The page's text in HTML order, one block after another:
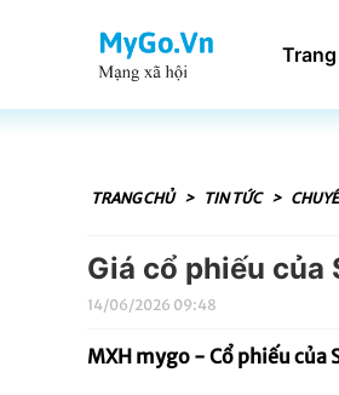
TRANG CHỦ > TIN TỨC >
Giá cổ phiếu của
14/06/2026 09:48
MXH mygo - Cổ phiếu của